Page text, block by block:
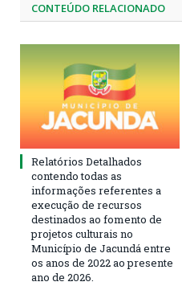
CONTEÚDO RELACIONADO
Relatórios Detalhados
contendo todas as
informações referentes a
execução de recursos
destinados ao fomento de
projetos culturais no
Município de Jacundá entre
os anos de 2022 ao presente
ano de 2026.